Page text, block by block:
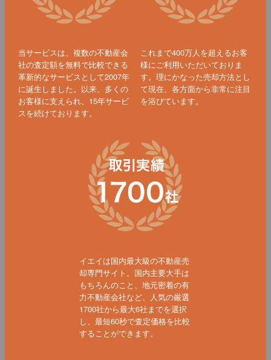
当サービスは、複数の不動産会
社の査定額を無料で比較できる
革新的なサービスとして2007年
に誕生しました。以来、多くの
お客様に支えられ、15年サービ
スを続けております。
これまで400万人を超えるお客
様にご利用いただいておりま
す。理にかなった売却方法とし
て現在、各方面から非常に注目
を浴びています。
イエイは国内最大級の不動産売
却専門サイト。国内主要大手は
もちろんのこと、地元密着の有
力不動産会社など、人気の厳選
1700社から最大6社までを選択
し、最短60秒で査定価格を比較
することができます。